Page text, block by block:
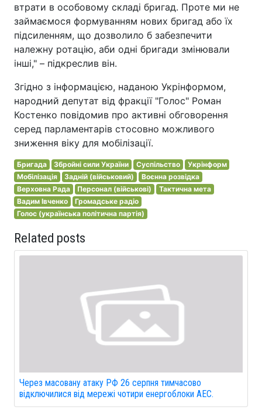
втрати в особовому складі бригад. Проте ми не
займаємося формуванням нових бригад або їх
підсиленням, що дозволило б забезпечити
належну ротацію, аби одні бригади змінювали
інші," – підкреслив він.
Згідно з інформацією, наданою Укрінформом,
народний депутат від фракції "Голос" Роман
Костенко повідомив про активні обговорення
серед парламентарів стосовно можливого
зниження віку для мобілізації.
Бригада Збройні сили України Суспільство
Укрінформ
Мобілізація
Задній (військовий)
Воєнна розвідка
Верховна Рада
Персонал (військові)
Тактична мета
Вадим Івченко
Громадське радіо
Голос (українська політична партія)
Related posts
Через масовану атаку РФ 26 серпня тимчасово
відключилися від мережі чотири енергоблоки АЕС.